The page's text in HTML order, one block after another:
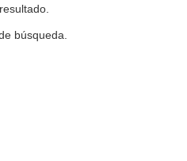
búsqueda.